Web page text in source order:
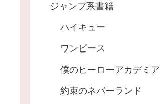
ジャンプ系書籍
ハイキュー
ワンピース
僕のヒーローアカデミア
約束のネバーランド